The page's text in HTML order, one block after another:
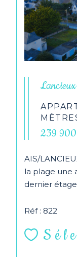
239
AIS/
la plage une
dernier
Réf : 822